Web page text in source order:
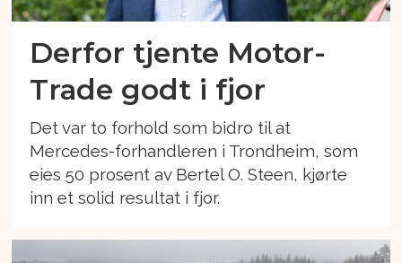
Derfor tjente Motor-
Trade godt i fjor
Det var to forhold som bidro til at
Mercedes-forhandleren i Trondheim, som
eies 50 prosent av Bertel O. Steen, kjørte
inn et solid resultat i fjor.